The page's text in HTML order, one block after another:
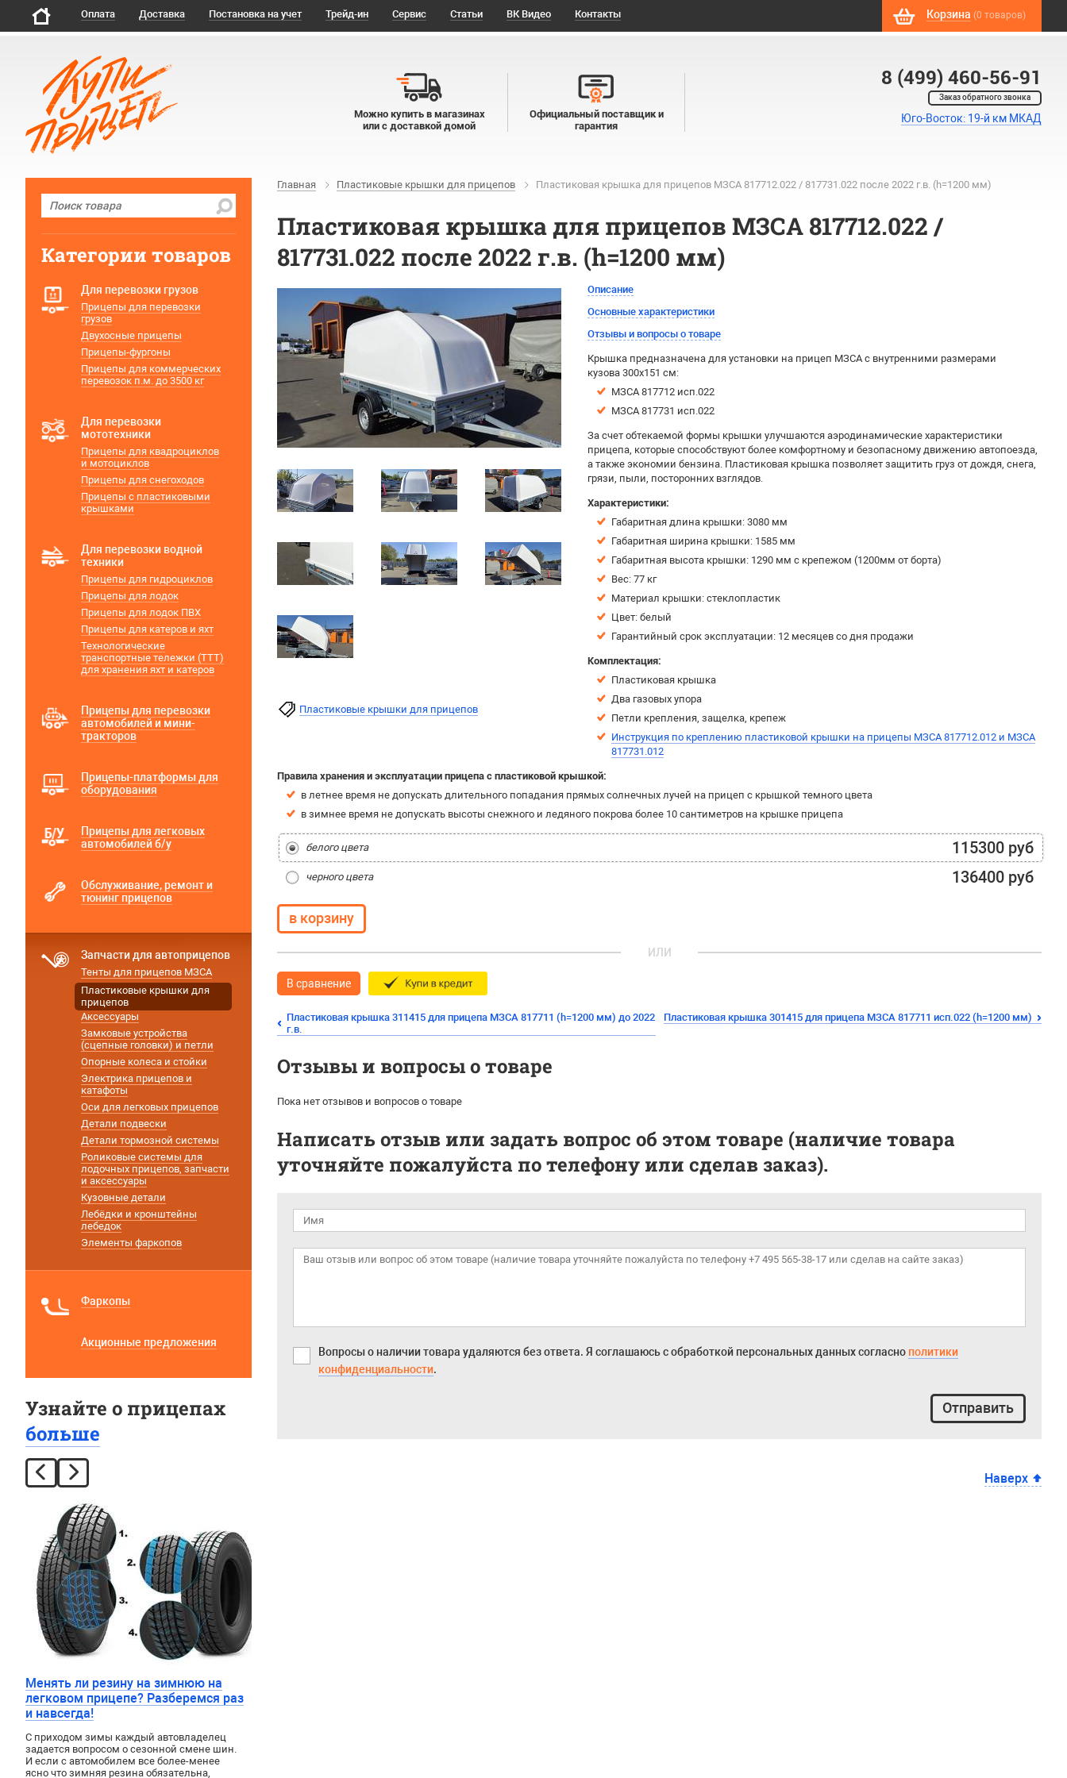
Оплата Доставка Постановка на учет Трейд-ин Сервис Статьи ВК Видео Контакты Корзина (0 товаров)
8 (499) 460-56-91
Заказ обратного звонка
Юго-Восток: 19-й км МКАД
Можно купить в магазинах
или с доставкой домой
Официальный поставщик и
гарантия
Главная Пластиковые крышки для прицепов Пластиковая крышка для прицепов МЗСА 817712.022 / 817731.022 после 2022 г.в. (h=1200 мм)
Пластиковая крышка для прицепов МЗСА 817712.022 /
817731.022 после 2022 г.в. (h=1200 мм)
Пластиковые крышки для прицепов
Описание
Основные характеристики
Отзывы и вопросы о товаре
Крышка предназначена для установки на прицеп МЗСА с внутренними размерами
кузова 300х151 см:
МЗСА 817712 исп.022
МЗСА 817731 исп.022
За счет обтекаемой формы крышки улучшаются аэродинамические характеристики
прицепа, которые способствуют более комфортному и безопасному движению автопоезда,
а также экономии бензина. Пластиковая крышка позволяет защитить груз от дождя, снега,
грязи, пыли, посторонних взглядов.
Характеристики:
Габаритная длина крышки: 3080 мм
Габаритная ширина крышки: 1585 мм
Габаритная высота крышки: 1290 мм с крепежом (1200мм от борта)
Вес: 77 кг
Материал крышки: стеклопластик
Цвет: белый
Гарантийный срок эксплуатации: 12 месяцев со дня продажи
Комплектация:
Пластиковая крышка
Два газовых упора
Петли крепления, защелка, крепеж
Инструкция по креплению пластиковой крышки на прицепы МЗСА 817712.012 и МЗСА
817731.012
Правила хранения и эксплуатации прицепа с пластиковой крышкой:
в летнее время не допускать длительного попадания прямых солнечных лучей на прицеп с крышкой темного цвета
в зимнее время не допускать высоты снежного и ледяного покрова более 10 сантиметров на крышке прицепа
белого цвета 115300 руб
черного цвета 136400 руб
ИЛИ
В сравнение
Пластиковая крышка 311415 для прицепа МЗСА 817711 (h=1200 мм) до 2022
г.в.
Пластиковая крышка 301415 для прицепа МЗСА 817711 исп.022 (h=1200 мм)
Отзывы и вопросы о товаре
Пока нет отзывов и вопросов о товаре
Написать отзыв или задать вопрос об этом товаре (наличие товара
уточняйте пожалуйста по телефону или сделав заказ).
Вопросы о наличии товара удаляются без ответа. Я соглашаюсь с обработкой персональных данных согласно политики
конфиденциальности.
Отправить
Наверх
Категории товаров
Для перевозки грузов
Прицепы для перевозки
грузов
Двухосные прицепы
Прицепы-фургоны
Прицепы для коммерческих
перевозок п.м. до 3500 кг
Для перевозки
мототехники
Прицепы для квадроциклов
и мотоциклов
Прицепы для снегоходов
Прицепы с пластиковыми
крышками
Для перевозки водной
техники
Прицепы для гидроциклов
Прицепы для лодок
Прицепы для лодок ПВХ
Прицепы для катеров и яхт
Технологические
транспортные тележки (ТТТ)
для хранения яхт и катеров
Прицепы для перевозки
автомобилей и мини-
тракторов
Прицепы-платформы для
оборудования
Прицепы для легковых
автомобилей б/у
Обслуживание, ремонт и
тюнинг прицепов
Запчасти для автоприцепов
Тенты для прицепов МЗСА
Пластиковые крышки для
прицепов
Аксессуары
Замковые устройства
(сцепные головки) и петли
Опорные колеса и стойки
Электрика прицепов и
катафоты
Оси для легковых прицепов
Детали подвески
Детали тормозной системы
Роликовые системы для
лодочных прицепов, запчасти
и аксессуары
Кузовные детали
Лебёдки и кронштейны
лебедок
Элементы фаркопов
Фаркопы
Акционные предложения
Узнайте о прицепах
больше
Менять ли резину на зимнюю на
легковом прицепе? Разберемся раз
и навсегда!
С приходом зимы каждый автовладелец
задается вопросом о сезонной смене шин.
И если с автомобилем все более-менее
ясно что зимняя резина обязательна,